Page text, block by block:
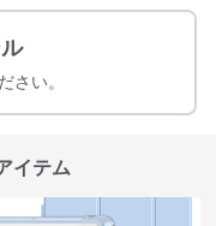
さい。
イテム